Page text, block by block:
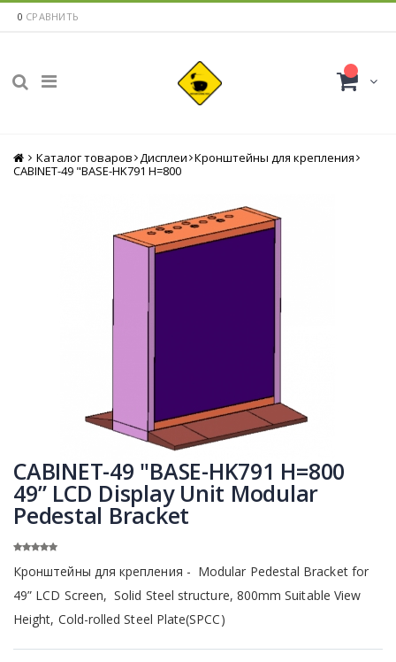
0 СРАВНИТЬ
Главная
Каталог товаров Дисплеи Кронштейны для крепления
CABINET-49 "BASE-HK791 H=800
CABINET-49 "BASE-HK791 H=800
49” LCD Display Unit Modular
Pedestal Bracket
Кронштейны для крепления - Modular Pedestal Bracket for
49” LCD Screen, Solid Steel structure, 800mm Suitable View
Height, Cold-rolled Steel Plate(SPCC)